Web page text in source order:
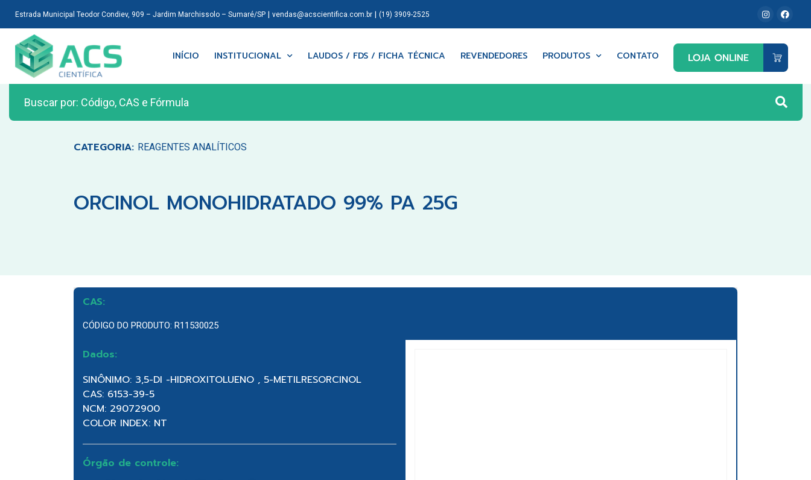
Estrada Municipal Teodor Condiev, 909 – Jardim Marchissolo – Sumaré/SP| vendas@acscientifica.com.br| (19) 3909-2525
INÍCIO INSTITUCIONAL LAUDOS / FDS / FICHA TÉCNICA REVENDEDORES PRODUTOS CONTATO
CATEGORIA: REAGENTES ANALÍTICOS
ORCINOL MONOHIDRATADO 99% PA 25G
CAS:
CÓDIGO DO PRODUTO: R11530025
Dados:
SINÔNIMO: 3,5-DI -HIDROXITOLUENO , 5-METILRESORCINOL
CAS: 6153-39-5
NCM: 29072900
COLOR INDEX: NT
Órgão de controle: